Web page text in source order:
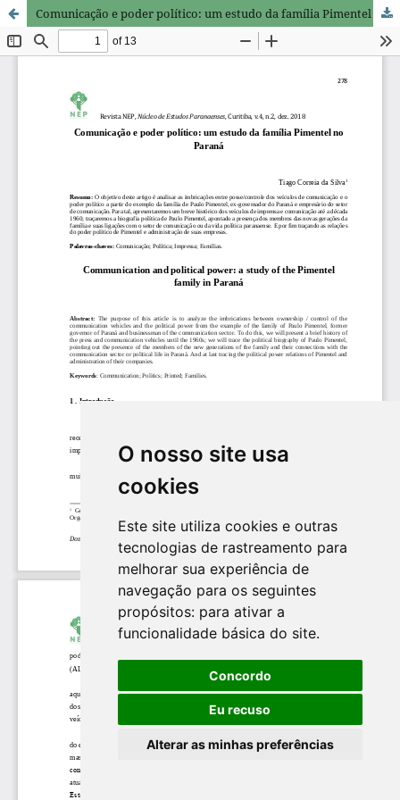
O nosso site usa
cookies
Este site utiliza cookies e outras
tecnologias de rastreamento para
melhorar sua experiência de
navegação para os seguintes
propósitos: para ativar a
funcionalidade básica do site.
Concordo
Eu recuso
Alterar as minhas preferências
Comunicação e poder político: um estudo da família Pimentel no Paraná